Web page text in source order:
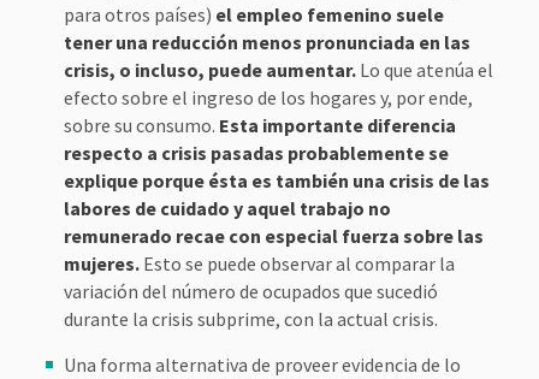
para otros países) el empleo femenino suele
tener una reducción menos pronunciada en las
crisis, o incluso, puede aumentar.Lo que atenúa el
efecto sobre el ingreso de los hogares y, por ende,
sobre su consumo. Esta importante diferencia
respecto a crisis pasadas probablemente se
explique porque ésta es también una crisis de las
labores de cuidado y aquel trabajo no
remunerado recae con especial fuerza sobre las
mujeres.Esto se puede observar al comparar la
variación del número de ocupados que sucedió
durante la crisis subprime, con la actual crisis.
Una forma alternativa de proveer evidencia de lo